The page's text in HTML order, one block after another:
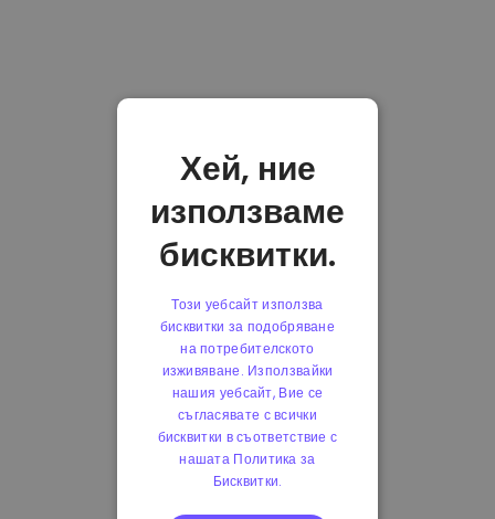
Хей, ние
използваме
бисквитки.
Този уебсайт използва
бисквитки за подобряване
на потребителското
изживяване. Използвайки
нашия уебсайт, Вие се
съгласявате с всички
бисквитки в съответствие с
нашата Политика за
Бисквитки.